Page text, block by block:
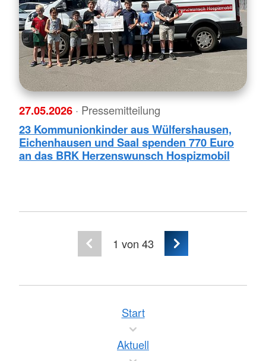
27.05.2026 · Pressemitteilung
23 Kommunionkinder aus Wülfershausen,
Eichenhausen und Saal spenden 770 Euro
an das BRK Herzenswunsch Hospizmobil
1 von 43
Start
Aktuell